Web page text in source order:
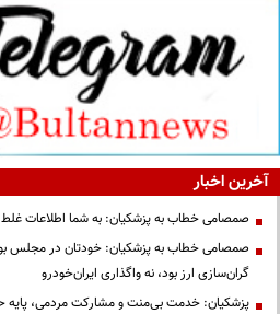
آخرین اخبار
صمصامی خطاب به پزشکیان: به شما اطلاعات غلط
صمصامی خطاب به پزشکیان: خودتان در مجلس
گران‌سازی ارز بود، نه واگذاری ایران‌خودرو
پزشکیان: خدمت بی‌منت و مشارکت مردمی،